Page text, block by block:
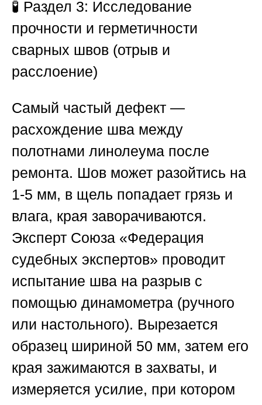
🧪 Раздел 3: Исследование
прочности и герметичности
сварных швов (отрыв и
расслоение)
Самый частый дефект —
расхождение шва между
полотнами линолеума после
ремонта. Шов может разойтись на
1-5 мм, в щель попадает грязь и
влага, края заворачиваются.
Эксперт Союза «Федерация
судебных экспертов» проводит
испытание шва на разрыв с
помощью динамометра (ручного
или настольного). Вырезается
образец шириной 50 мм, затем его
края зажимаются в захваты, и
измеряется усилие, при котором